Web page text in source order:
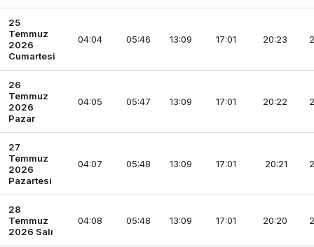
25
Temmuz
2026
Cumartesi
04:04 05:46 13:09 17:01 20:23
26
Temmuz
2026
Pazar
04:05 05:47 13:09 17:01 20:22
27
Temmuz
2026
Pazartesi
04:07 05:48 13:09 17:01 20:21
28
Temmuz
2026 Salı
04:08 05:48 13:09 17:01 20:20